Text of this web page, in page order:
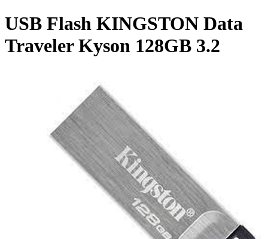
USB Flash KINGSTON Data
Traveler Kyson 128GB 3.2